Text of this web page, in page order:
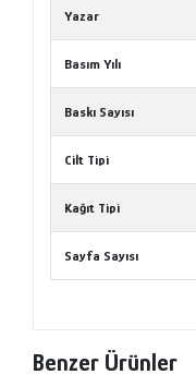
Yazar
Basım Yılı
Baskı Sayısı
Cilt Tipi
Kağıt Tipi
Sayfa Sayısı
Benzer Ürünler